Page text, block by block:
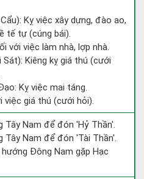
Kỵ việc xây dựng, đào ao,
tế tự (cúng bái).
với việc làm nhà, lợp nhà.
Sát): Kiêng kỵ giá thú (cưới
Kỵ việc mai táng.
việc giá thú (cưới hỏi).
Tây Nam để đón 'Hỷ Thần'.
Tây Nam để đón 'Tài Thần'.
Đông Nam gặp Hạc